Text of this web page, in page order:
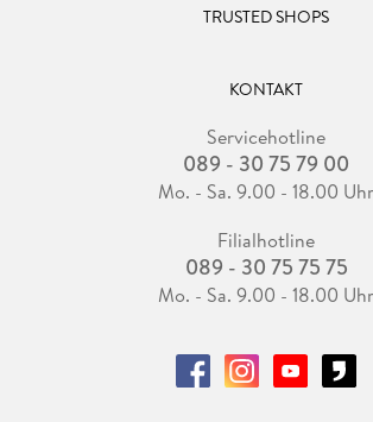
TRUSTED SHOPS
KONTAKT
Servicehotline
089 - 30 75 79 00
Mo. - Sa. 9.00 - 18.00 Uhr
Filialhotline
089 - 30 75 75 75
Mo. - Sa. 9.00 - 18.00 Uhr